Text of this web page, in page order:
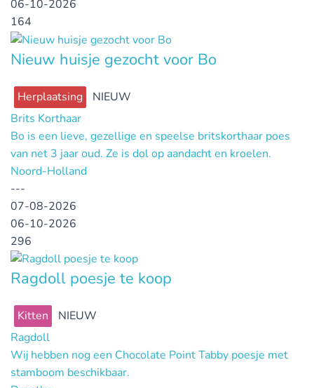
06-10-2026
164
Nieuw huisje gezocht voor Bo
Herplaatsing
NIEUW
Brits Korthaar
Bo is een lieve, gezellige en speelse britskorthaar poes
van net 3 jaar oud. Ze is dol op aandacht en kroelen.
Noord-Holland
---
07-08-2026
06-10-2026
296
Ragdoll poesje te koop
Kitten
NIEUW
Ragdoll
Wij hebben nog een Chocolate Point Tabby poesje met
stamboom beschikbaar.